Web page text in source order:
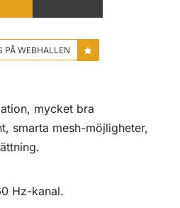
PÅ WEBHALLEN
mycket bra
smarta mesh-möjligheter,
Hz-kanal.